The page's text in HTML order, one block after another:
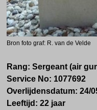
Bron foto graf: R. van de Velde
Rang: Sergeant (air
Service No: 1077692
Overlijdensdatum: 24/
Leeftijd: 22 jaar